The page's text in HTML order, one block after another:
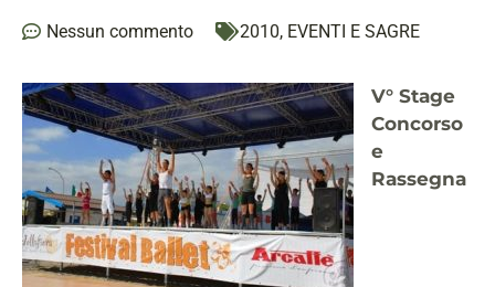
Nessun commento 2010, EVENTI E SAGRE
V° Stage
Concorso
e
Rassegna